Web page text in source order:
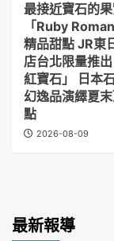
最接近寶石的
「Ruby
精品甜點 JR東
店台北限量推
紅寶石」 日本
幻逸品演繹夏
點
2026-08-09
最新報導